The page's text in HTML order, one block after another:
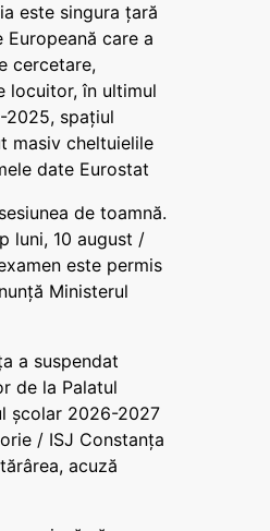
este singura țară
Europeană care a
cercetare,
locuitor, în ultimul
2025, spațiul
masiv cheltuielile
date Eurostat
de toamnă.
luni, 10 august /
este permis
Ministerul
a suspendat
de la Palatul
școlar 2026-2027
/ ISJ Constanța
acuză